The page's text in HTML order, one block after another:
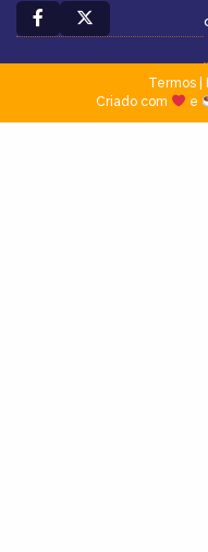
Termos|
Criado com
e